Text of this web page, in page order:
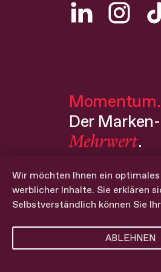
Momentum.
Der
Mehrwert.
E-Mail*
Wir möchten Ihnen ein
werblicher Inhalte. Sie erklären
Selbstverständlich können Sie
ABLEHNEN